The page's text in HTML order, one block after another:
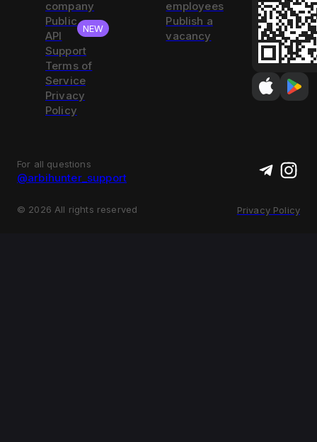
company
Public
API
NEW
Support
Terms of
Service
Privacy
Policy
employees
Publish a
vacancy
For all questions
@arbihunter_support
© 2026 All rights reserved Privacy Policy